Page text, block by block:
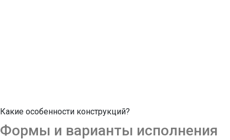
Какие особенности конструкций?
Формы и варианты исполнения